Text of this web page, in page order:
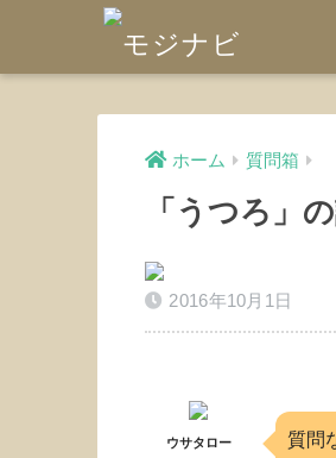
ホーム 質問箱
「うつろ」
2016年10月1日
ウサタロー
質問